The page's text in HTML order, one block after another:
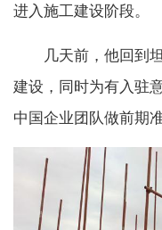
进入施工建设阶段。
几天前，他回到坦
建设，同时为有入驻
中国企业团队做前期